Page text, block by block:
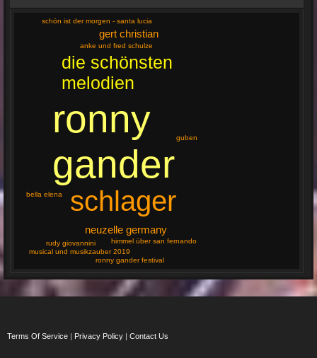
ronny
gander
schlager
die schönsten
melodien
neuzelle germany
gert christian
musical und musikzauber 2019
anke und fred schulze
ronny gander festival
rudy giovannini
guben
himmel über san fernando
schön ist der morgen - santa lucia
bella elena
Terms Of Service | Privacy Policy | Contact Us